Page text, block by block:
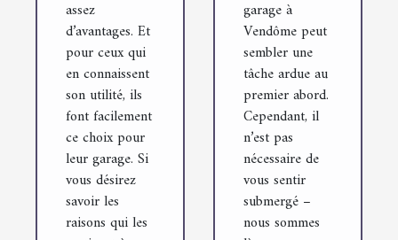
assez
d’avantages. Et
pour ceux qui
en connaissent
son utilité, ils
font facilement
ce choix pour
leur garage. Si
vous désirez
savoir les
raisons qui les
garage à
Vendôme peut
sembler une
tâche ardue au
premier abord.
Cependant, il
n’est pas
nécessaire de
vous sentir
submergé –
nous sommes